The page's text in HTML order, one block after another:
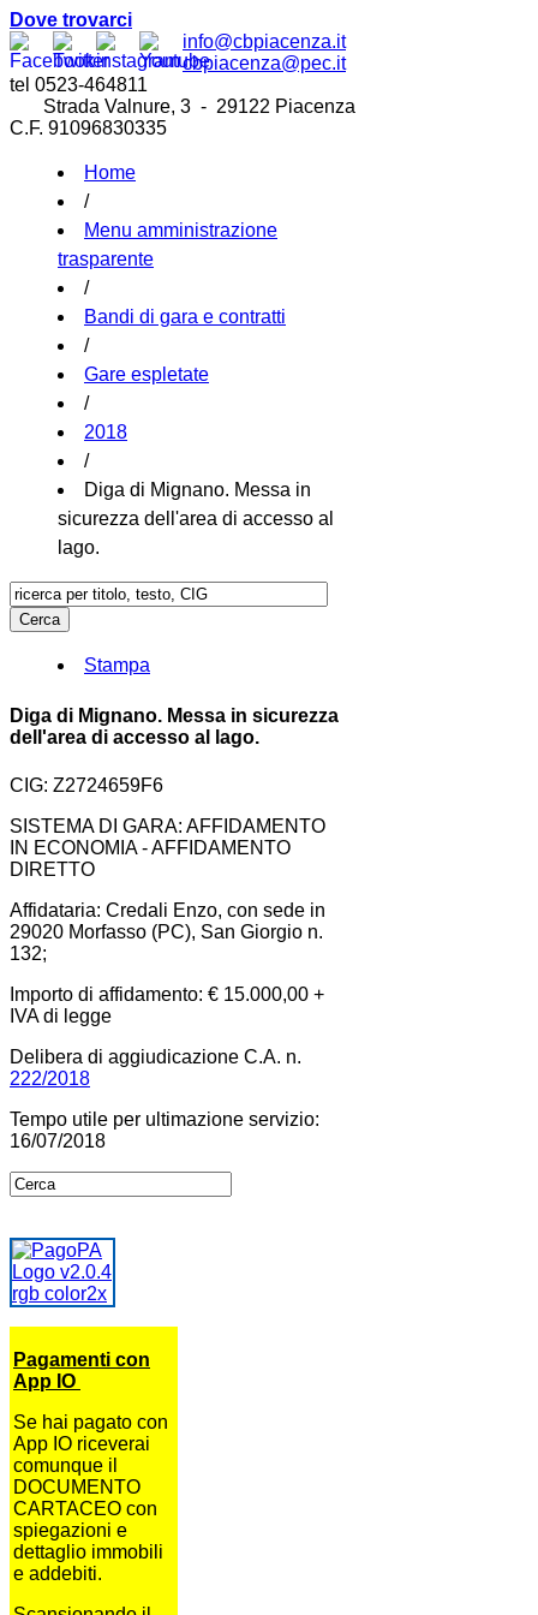
Dove trovarci
info@cbpiacenza.it
cbpiacenza@pec.it
tel 0523-464811
Strada Valnure, 3 - 29122 Piacenza
C.F. 91096830335
Home
/
Menu amministrazione
trasparente
/
Bandi di gara e contratti
/
Gare espletate
/
2018
/
Diga di Mignano. Messa in
sicurezza dell'area di accesso al
lago.
Stampa
Diga di Mignano. Messa in sicurezza
dell'area di accesso al lago.
CIG: Z2724659F6
SISTEMA DI GARA: AFFIDAMENTO
IN ECONOMIA - AFFIDAMENTO
DIRETTO
Affidataria: Credali Enzo, con sede in
29020 Morfasso (PC), San Giorgio n.
132;
Importo di affidamento: € 15.000,00 +
IVA di legge
Delibera di aggiudicazione C.A. n.
222/2018
Tempo utile per ultimazione servizio:
16/07/2018
Pagamenti con
App IO
Se hai pagato con
App IO riceverai
comunque il
DOCUMENTO
CARTACEO con
spiegazioni e
dettaglio immobili
e addebiti.